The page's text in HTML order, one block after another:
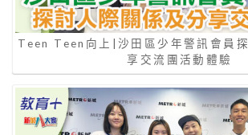
Teen Teen向上|沙田區少年警訊會員
享交流團活動體驗